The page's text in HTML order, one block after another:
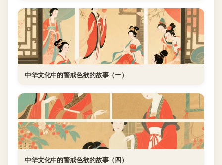
中华文化中的警戒色欲的故事（一）
中华文化中的警戒色欲的故事（四）